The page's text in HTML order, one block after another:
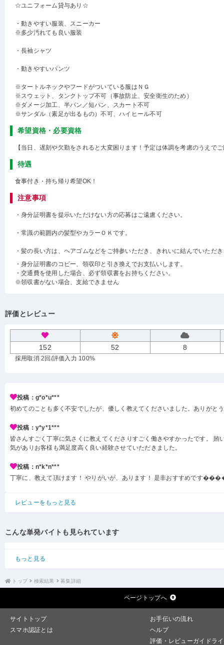
☆ユニフォーム貸与あり☆
・動きやすい服装、スニーカー
※多少汚れても良い服装
・長袖シャツ
・動きやすいパンツ
※タートルネックやフードがついている服はＮＧ
※スウェット、タンクトップ不可（事故防止、安全衛生のため）
※ダメージ加工、半パン／短パン、スカート不可
※サンダル（素足が出るもの）不可、ハイヒール不可
希望資格・必要資格
【当日、遅刻や欠勤をされると大変困ります！予定は体調を考慮のうえで
待遇
食事付き・持ち帰り希望OK！
注意事項
・身分証明書を提示いただけない方の応募はご遠慮ください。
・常識の範囲内の髪型やカラーＯＫです。
・髪の長い方は、ヘアゴムなどをご持参いただき、きれいに結んでいただ
・身分証明書のコピー、領収印と引き換えでお支払いします。
・交通費を使用した場合、必ず領収書をお持ちください。
※領収書がない場合、支給できません
評価とレビュー
152 52 8
採用取消 2回 /評価入力 100%
投稿：g*o*u***
初めてのことも多く不安でしたが、優しく教えてくださいました。ありがと
投稿：y*y*1***
皆さんすごく丁寧に気さくに教えてくださりすごく働きやすかったです。 賄
気がありお客様も満足度高く良い経験させていただきました。
投稿：n*k*n***
丁寧に、教えて頂けます！ やりがいが、あります！ 是非おすすめです
レビューをもっと見る
こんな単発バイトも見られています
もっと見る
トップ 検索結果 募集詳細
ページトップへ
サイトトップ
お手伝いの流れ
スマホ認証とは
ヘルプ
評価・レビューガイドラ